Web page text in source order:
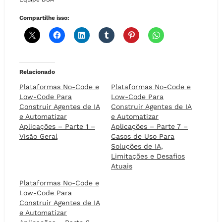
Compartilhe isso:
Relacionado
Plataformas No-Code e
Low-Code Para
Construir Agentes de IA
e Automatizar
Aplicações – Parte 1 –
Visão Geral
Plataformas No-Code e
Low-Code Para
Construir Agentes de IA
e Automatizar
Aplicações – Parte 7 –
Casos de Uso Para
Soluções de IA,
Limitações e Desafios
Atuais
Plataformas No-Code e
Low-Code Para
Construir Agentes de IA
e Automatizar